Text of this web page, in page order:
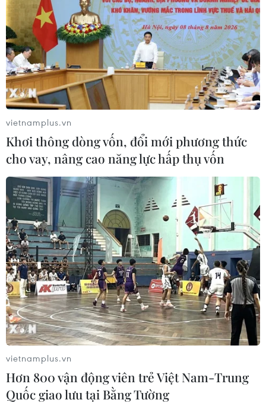
vietnamplus.vn
Khơi thông dòng vốn, đổi mới phương thức
cho vay, nâng cao năng lực hấp thụ vốn
vietnamplus.vn
Hơn 800 vận động viên trẻ Việt Nam-Trung
Quốc giao lưu tại Bằng Tường